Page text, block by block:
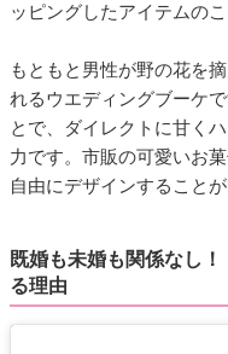
ッピングしたアイテムのこ
もともと男性が野の花を
れるウエディングブーケ
とで、ダイレクトに甘く
力です。市販の可愛いお
自由にデザインすることが
既婚も未婚も関係なし
る理由